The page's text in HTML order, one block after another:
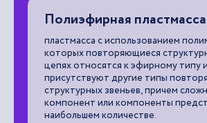
Полиэфирная пластмасса
пластмасса с использованием
которых повторяющиеся
цепях относятся к эфирному типу
присутствуют другие типы
структурных звеньев, причем
компонент или компоненты
наибольшем количестве.